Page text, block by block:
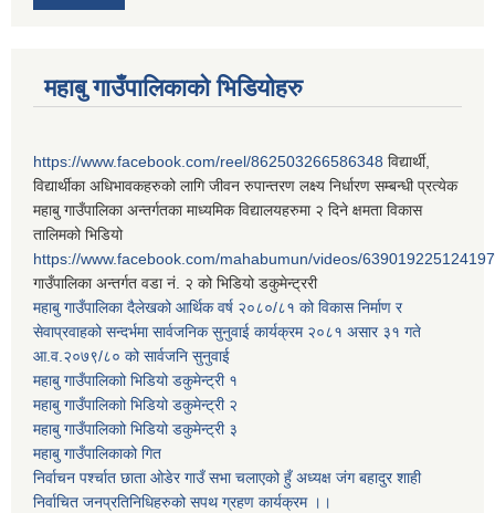
महाबु गाउँपालिकाको भिडियोहरु
https://www.facebook.com/reel/862503266586348 विद्यार्थी,
विद्यार्थीका अधिभावकहरुको लागि जीवन रुपान्तरण लक्ष्य निर्धारण सम्बन्धी प्रत्येक
महाबु गाउँपालिका अन्तर्गतका माध्यमिक विद्यालयहरुमा २ दिने क्षमता विकास
तालिमको भिडियो
https://www.facebook.com/mahabumun/videos/639019225124197
गाउँपालिका अन्तर्गत वडा नं. २ को भिडियो डकुमेन्ट्ररी
महाबु गाउँपालिका दैलेखको आर्थिक वर्ष २०८०/८१ को विकास निर्माण र
सेवाप्रवाहको सन्दर्भमा सार्वजनिक सुनुवाई कार्यक्रम २०८१ असार ३१ गते
आ.व.२०७९/८० को सार्वजनि सुनुवाई
महाबु गाउँपालिकाो भिडियो डकुमेन्ट्री १
महाबु गाउँपालिकाो भिडियो डकुमेन्ट्री २
महाबु गाउँपालिकाो भिडियो डकुमेन्ट्री ३
महाबु गाउँपालिकाको गित
निर्वाचन पर्श्चात छाता ओडेर गाउँ सभा चलाएको हुँ अध्यक्ष जंग बहादुर शाही
निर्वाचित जनप्रतिनिधिहरुको सपथ ग्रहण कार्यक्रम ।।